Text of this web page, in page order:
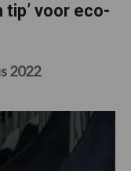
tip’ voor eco-
2022